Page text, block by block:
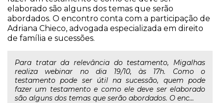
elaborado são alguns dos temas que serão
abordados. O encontro conta com a participação de
Adriana Chieco, advogada especializada em direito
de família e sucessões.
Para tratar da relevância do testamento, Migalhas
realiza webinar no dia 19/10, às 17h. Como o
testamento pode ser útil na sucessão, quem pode
fazer um testamento e como ele deve ser elaborado
são alguns dos temas que serão abordados. O enc...